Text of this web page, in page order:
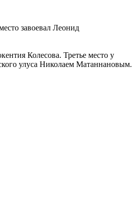
завоевал Леонид
Колесова. Третье место у
улуса Николаем Матаннановым.